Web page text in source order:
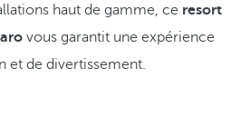
haut de gamme, ce resort
vous garantit une expérience
et de divertissement.